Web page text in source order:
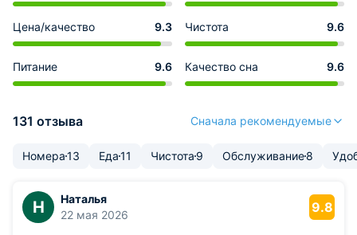
Цена/качество 9.3 Чистота 9.6
Питание 9.6 Качество сна 9.6
131 отзыва Сначала рекомендуемые
Номера13 Еда11 Чистота 9 Обслуживание8
Н
Наталья
22 мая 2026
9.8